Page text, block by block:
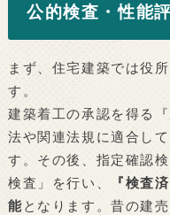
公的検査・性能
まず、住宅建築では役
す。
建築着工の承認を得る『
法や関連法規に適合し
す。その後、指定確認
検査」を行い、
『検査
能となります。昔の建